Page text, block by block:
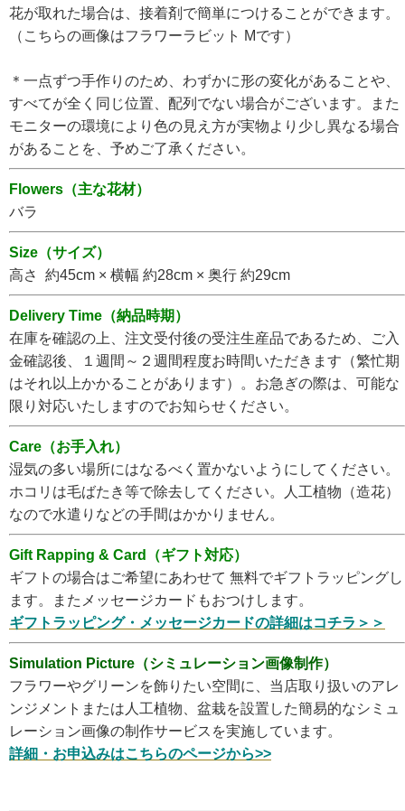
花が取れた場合は、接着剤で簡単につけることができます。
（こちらの画像はフラワーラビット Mです）
＊一点ずつ手作りのため、わずかに形の変化があることや、
すべてが全く同じ位置、配列でない場合がございます。また
モニターの環境により色の見え方が実物より少し異なる場合
があることを、予めご了承ください。
Flowers（主な花材）
バラ
Size（サイズ）
高さ 約45cm × 横幅 約28cm × 奥行 約29cm
Delivery Time（納品時期）
在庫を確認の上、注文受付後の受注生産品であるため、ご入
金確認後、１週間～２週間程度お時間いただきます（繁忙期
はそれ以上かかることがあります）。お急ぎの際は、可能な
限り対応いたしますのでお知らせください。
Care（お手入れ）
湿気の多い場所にはなるべく置かないようにしてください。
ホコリは毛ばたき等で除去してください。人工植物（造花）
なので水遣りなどの手間はかかりません。
Gift Rapping & Card（ギフト対応）
ギフトの場合はご希望にあわせて 無料でギフトラッピングし
ます。またメッセージカードもおつけします。
ギフトラッピング・メッセージカードの詳細はコチラ＞＞
Simulation Picture（シミュレーション画像制作）
フラワーやグリーンを飾りたい空間に、当店取り扱いのアレ
ンジメントまたは人工植物、盆栽を設置した簡易的なシミュ
レーション画像の制作サービスを実施しています。
詳細・お申込みはこちらのページから>>